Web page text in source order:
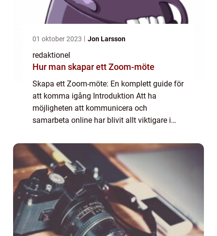
01 oktober 2023 Jon Larsson
redaktionel
Hur man skapar ett Zoom-möte
Skapa ett Zoom-möte: En komplett guide för
att komma igång Introduktion Att ha
möjligheten att kommunicera och
samarbeta online har blivit allt viktigare i
blivit alltmer populärt för att möjliggöra
detta är...